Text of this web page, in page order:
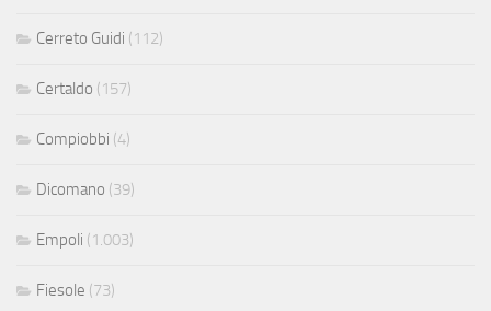
Cerreto Guidi (112)
Certaldo (157)
Compiobbi (4)
Dicomano (39)
Empoli (1.003)
Fiesole (73)